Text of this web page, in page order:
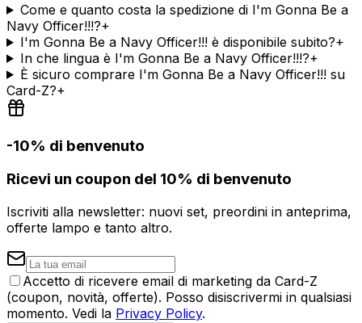
Come e quanto costa la spedizione di I'm Gonna Be a
Navy Officer!!!?+
I'm Gonna Be a Navy Officer!!! è disponibile subito?+
In che lingua è I'm Gonna Be a Navy Officer!!!?+
È sicuro comprare I'm Gonna Be a Navy Officer!!! su
Card-Z?+
-10% di benvenuto
Ricevi un coupon del 10% di benvenuto
Iscriviti alla newsletter: nuovi set, preordini in anteprima,
offerte lampo e tanto altro.
Accetto di ricevere email di marketing da Card-Z
(coupon, novità, offerte). Posso disiscrivermi in qualsiasi
momento. Vedi la Privacy Policy.